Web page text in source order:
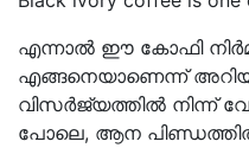
എന്നാൽ ഈ കോഫി
എങ്ങനെയാണെന്ന്
വിസര്‍ജ്യത്തിൽ നിന്ന്
പോലെ, ആന